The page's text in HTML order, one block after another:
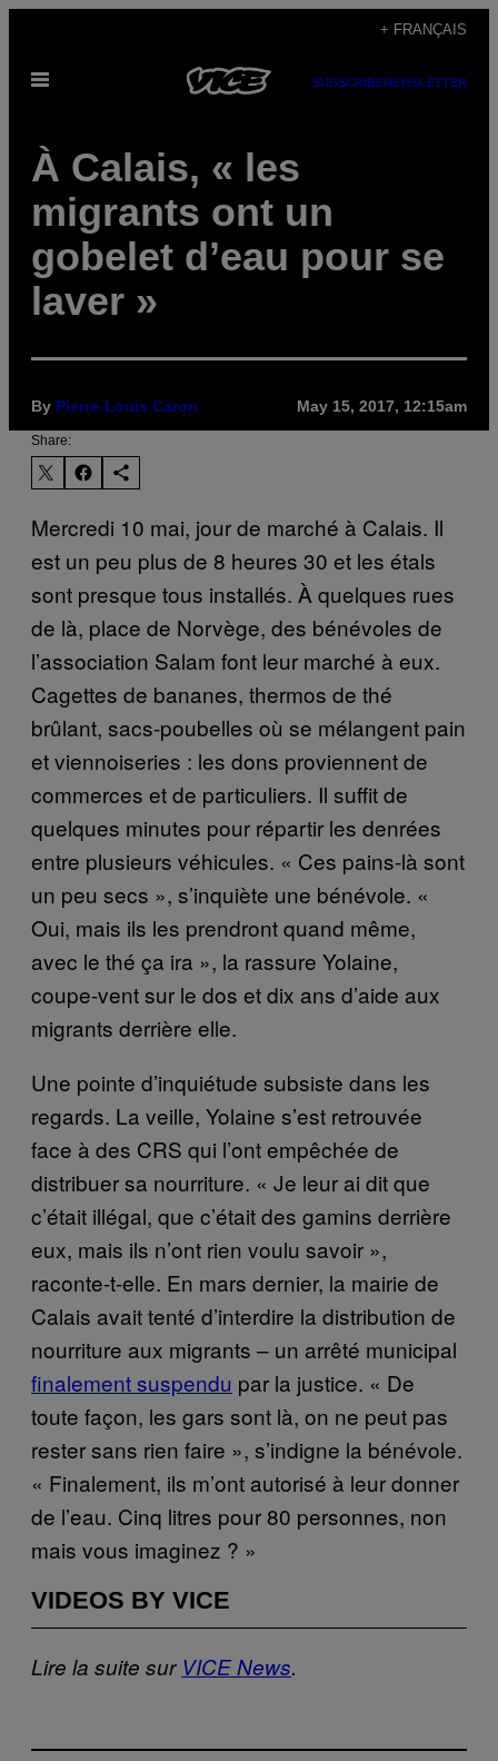
content
+ FRANÇAIS
Open
SUBSCRIBENEWSLETTER
À Calais, « les
migrants ont un
gobelet d’eau pour se
laver »
By Pierre-Louis Caron May 15, 2017, 12:15am
Share:
Mercredi 10 mai, jour de marché à Calais. Il
est un peu plus de 8 heures 30 et les étals
sont presque tous installés. À quelques rues
de là, place de Norvège, des bénévoles de
l’association Salam font leur marché à eux.
Cagettes de bananes, thermos de thé
brûlant, sacs-poubelles où se mélangent pain
et viennoiseries : les dons proviennent de
commerces et de particuliers. Il suffit de
quelques minutes pour répartir les denrées
entre plusieurs véhicules. « Ces pains-là sont
un peu secs », s’inquiète une bénévole. «
Oui, mais ils les prendront quand même,
avec le thé ça ira », la rassure Yolaine,
coupe-vent sur le dos et dix ans d’aide aux
migrants derrière elle.
Une pointe d’inquiétude subsiste dans les
regards. La veille, Yolaine s’est retrouvée
face à des CRS qui l’ont empêchée de
distribuer sa nourriture. « Je leur ai dit que
c’était illégal, que c’était des gamins derrière
eux, mais ils n’ont rien voulu savoir »,
raconte-t-elle. En mars dernier, la mairie de
Calais avait tenté d’interdire la distribution de
nourriture aux migrants – un arrêté municipal
finalement suspendu par la justice. « De
toute façon, les gars sont là, on ne peut pas
rester sans rien faire », s’indigne la bénévole.
« Finalement, ils m’ont autorisé à leur donner
de l’eau. Cinq litres pour 80 personnes, non
mais vous imaginez ? »
VIDEOS BY VICE
Lire la suite surVICE News.